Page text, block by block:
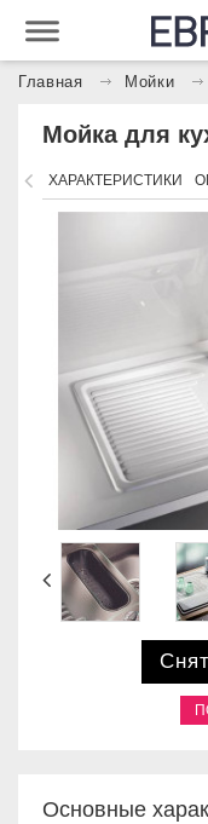
Главная Мойки
Мойка для
ХАРАКТЕРИСТИКИ
Основные